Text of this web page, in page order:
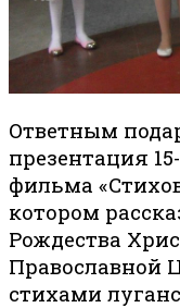
Ответным
презентация
фильма
котором
Рождества
Православной
стихами